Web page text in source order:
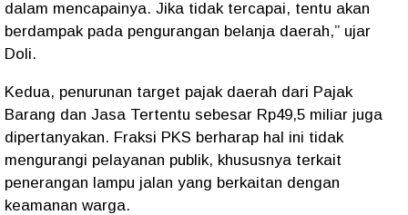
dalam mencapainya. Jika tidak tercapai, tentu akan
berdampak pada pengurangan belanja daerah,” ujar
Doli.
Kedua, penurunan target pajak daerah dari Pajak
Barang dan Jasa Tertentu sebesar Rp49,5 miliar juga
dipertanyakan. Fraksi PKS berharap hal ini tidak
mengurangi pelayanan publik, khususnya terkait
penerangan lampu jalan yang berkaitan dengan
keamanan warga.